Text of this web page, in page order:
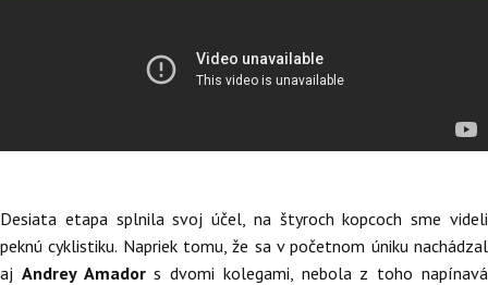
Desiata etapa splnila svoj účel, na štyroch kopcoch sme videli
peknú cyklistiku. Napriek tomu, že sa v početnom úniku nachádzal
aj Andrey Amadors dvomi kolegami, nebola z toho napínavá